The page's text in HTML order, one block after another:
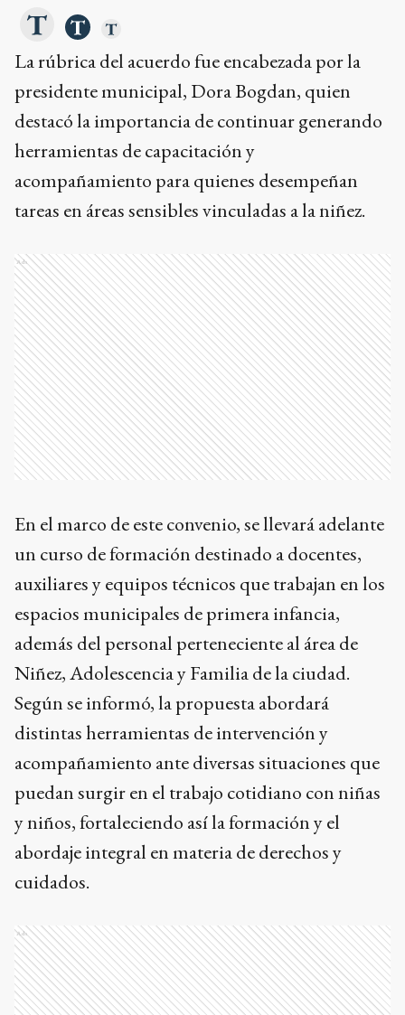
La rúbrica del acuerdo fue encabezada por la
presidente municipal, Dora Bogdan, quien
destacó la importancia de continuar generando
herramientas de capacitación y
acompañamiento para quienes desempeñan
tareas en áreas sensibles vinculadas a la niñez.
Ads
En el marco de este convenio, se llevará adelante
un curso de formación destinado a docentes,
auxiliares y equipos técnicos que trabajan en los
espacios municipales de primera infancia,
además del personal perteneciente al área de
Niñez, Adolescencia y Familia de la ciudad.
Según se informó, la propuesta abordará
distintas herramientas de intervención y
acompañamiento ante diversas situaciones que
puedan surgir en el trabajo cotidiano con niñas
y niños, fortaleciendo así la formación y el
abordaje integral en materia de derechos y
cuidados.
Ads